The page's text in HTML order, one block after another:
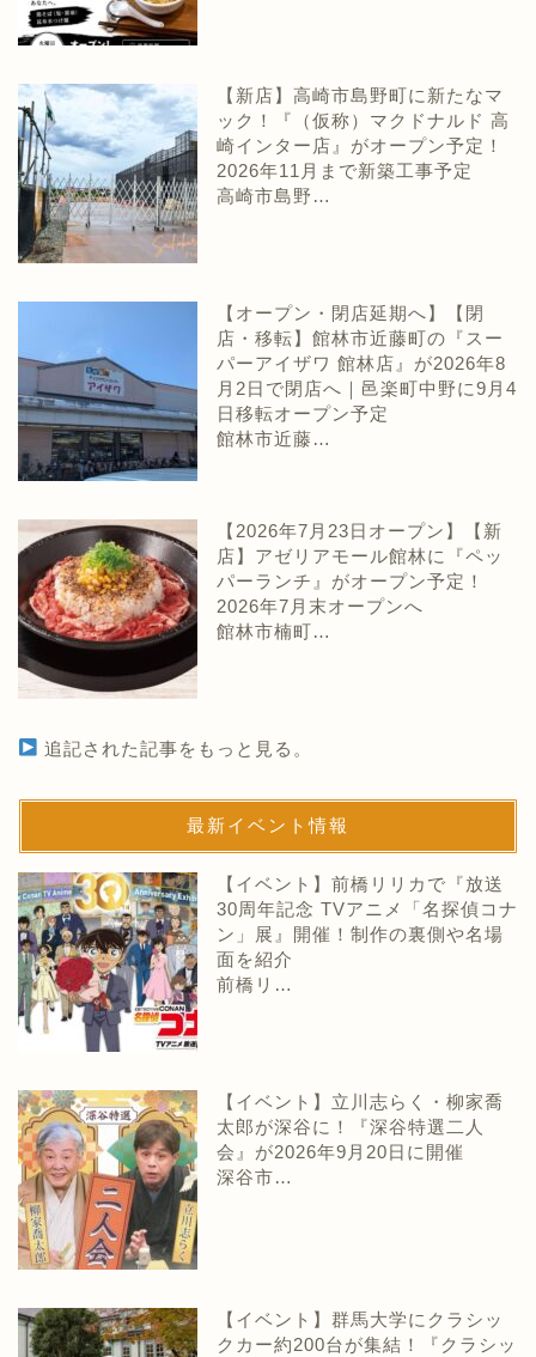
【新店】高崎市島野町に新たなマ
ック！『（仮称）マクドナルド 高
崎インター店』がオープン予定！
2026年11月まで新築工事予定
高崎市島野…
【オープン・閉店延期へ】【閉
店・移転】館林市近藤町の『スー
パーアイザワ 館林店』が2026年8
月2日で閉店へ｜邑楽町中野に9月4
日移転オープン予定
館林市近藤…
【2026年7月23日オープン】【新
店】アゼリアモール館林に『ペッ
パーランチ』がオープン予定！
2026年7月末オープンへ
館林市楠町…
追記された記事をもっと見る。
最新イベント情報
【イベント】前橋リリカで『放送
30周年記念 TVアニメ「名探偵コナ
ン」展』開催！制作の裏側や名場
面を紹介
前橋リ…
【イベント】立川志らく・柳家喬
太郎が深谷に！『深谷特選二人
会』が2026年9月20日に開催
深谷市…
【イベント】群馬大学にクラシッ
クカー約200台が集結！『クラシッ